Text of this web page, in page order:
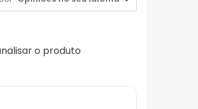
o produto